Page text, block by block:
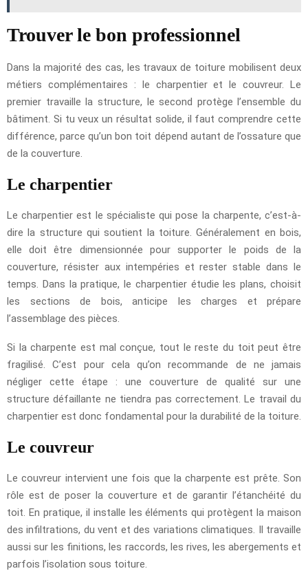
Trouver le bon professionnel
Dans la majorité des cas, les travaux de toiture mobilisent deux
métiers complémentaires : le charpentier et le couvreur. Le
premier travaille la structure, le second protège l’ensemble du
bâtiment. Si tu veux un résultat solide, il faut comprendre cette
différence, parce qu’un bon toit dépend autant de l’ossature que
de la couverture.
Le charpentier
Le charpentier est le spécialiste qui pose la charpente, c’est-à-
dire la structure qui soutient la toiture. Généralement en bois,
elle doit être dimensionnée pour supporter le poids de la
couverture, résister aux intempéries et rester stable dans le
temps. Dans la pratique, le charpentier étudie les plans, choisit
les sections de bois, anticipe les charges et prépare
l’assemblage des pièces.
Si la charpente est mal conçue, tout le reste du toit peut être
fragilisé. C’est pour cela qu’on recommande de ne jamais
négliger cette étape : une couverture de qualité sur une
structure défaillante ne tiendra pas correctement. Le travail du
charpentier est donc fondamental pour la durabilité de la toiture.
Le couvreur
Le couvreur intervient une fois que la charpente est prête. Son
rôle est de poser la couverture et de garantir l’étanchéité du
toit. En pratique, il installe les éléments qui protègent la maison
des infiltrations, du vent et des variations climatiques. Il travaille
aussi sur les finitions, les raccords, les rives, les abergements et
parfois l’isolation sous toiture.